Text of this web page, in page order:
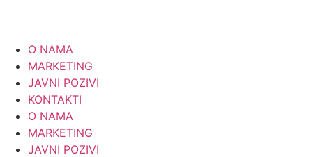
O NAMA
MARKETING
JAVNI POZIVI
KONTAKTI
O NAMA
MARKETING
JAVNI POZIVI